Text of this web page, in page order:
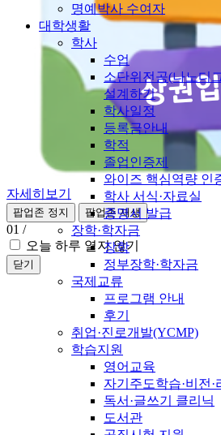
자세히보기
팝업존 정지 팝업존 재생
01 /
오늘 하루 열지 않기
닫기
명예박사 수여자
대학생활
학사
수업
소단위전공(나노디
설계하기
학사일정
등록금안내
학적
졸업인증제
와이즈 핵심역량 인
학사 서식·자료실
증명서 발급
장학·학자금
장학
정부장학·학자금
국제교류
프로그램 안내
후기
취업·진로개발(YCMP)
학습지원
영어교육
자기주도학습·비전·
독서·글쓰기 클리닉
도서관